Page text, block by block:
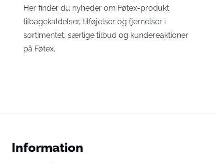
Her finder du nyheder om Føtex-produkt
tilbagekaldelser, tilføjelser og fjernelser i
sortimentet, særlige tilbud og kundereaktioner
på Føtex.
Information